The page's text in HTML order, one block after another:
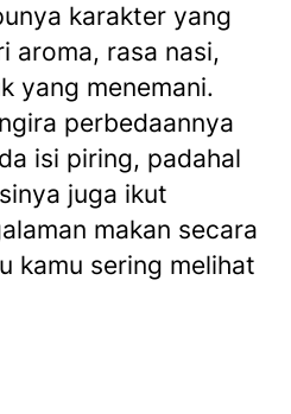
karakter yang
aroma, rasa nasi,
yang menemani.
perbedaannya
isi piring, padahal
juga ikut
makan secara
kamu sering melihat